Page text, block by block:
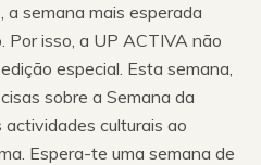
a semana mais esperada
isso, a UP ACTIVA não
especial. Esta semana,
sobre a Semana da
actividades culturais ao
Espera-te uma semana de